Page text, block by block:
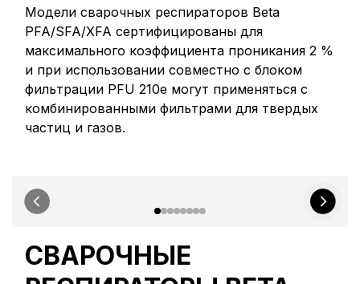
Модели сварочных респираторов Beta
PFA/SFA/XFA сертифицированы для
максимального коэффициента проникания 2 %
и при использовании совместно с блоком
фильтрации PFU 210e могут применяться с
комбинированными фильтрами для твердых
частиц и газов.
СВАРОЧНЫЕ